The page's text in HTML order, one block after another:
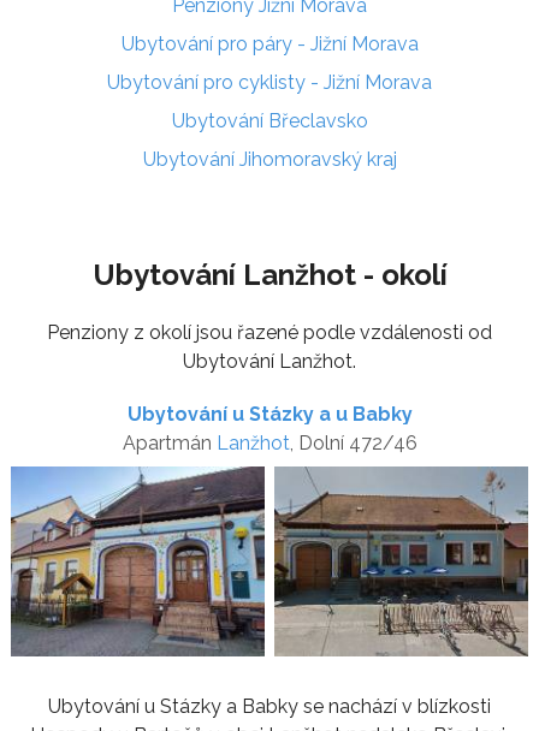
Penziony Jižní Morava
Ubytování pro páry - Jižní Morava
Ubytování pro cyklisty - Jižní Morava
Ubytování Břeclavsko
Ubytování Jihomoravský kraj
Ubytování Lanžhot - okolí
Penziony z okolí jsou řazené podle vzdálenosti od
Ubytování Lanžhot.
Ubytování u Stázky a u Babky
Apartmán Lanžhot , Dolní 472/46
Ubytování u Stázky a Babky se nachází v blízkosti